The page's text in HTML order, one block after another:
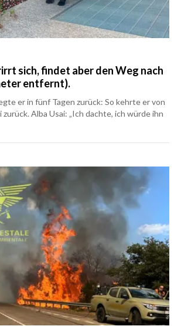
sich, findet aber den Weg nach
entfernt).
er in fünf Tagen zurück: So kehrte er von
zurück. Alba Usai: „Ich dachte, ich würde ihn